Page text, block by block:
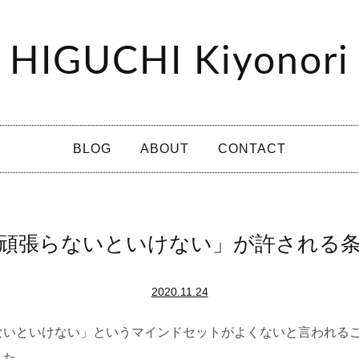
HIGUCHI Kiyonori
BLOG ABOUT CONTACT
頑張らないといけない」が許される
2020.11.24
いといけない」というマインドセットがよくないと言われる